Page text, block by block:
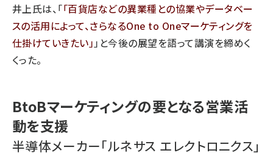
井上氏は、「 百貨店などの異業種との協業やデータベー
スの活用によって、さらなるOne to Oneマーケティングを
仕掛けていきたい 」と今後の展望を語って講演を締めく
くった。
BtoBマーケティングの要となる営業活
動を支援
半導体メーカー「ルネサス エレクトロニクス」